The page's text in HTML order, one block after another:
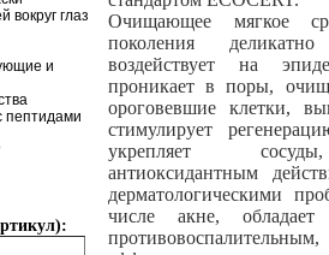
вокруг глаз
и
пептидами
Очищающее мягкое
поколения
воздействует на
проникает в поры,
ороговевшие клетки,
стимулирует
укрепляет
антиоксидантным
дерматологическими
числе акне,